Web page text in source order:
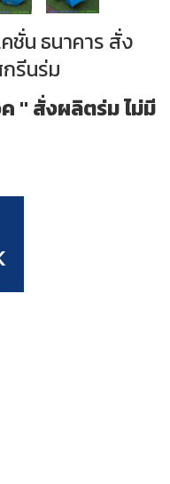
ชั่น ธนาคาร สั่ง
รีนร่ม
" สั่งผลิตร่ม ไม่มี